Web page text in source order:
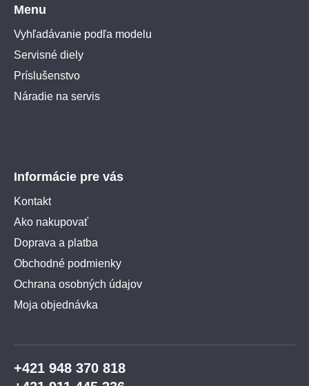
Menu
Vyhľadávanie podľa modelu
Servisné diely
Príslušenstvo
Náradie na servis
Informácie pre vás
Kontakt
Ako nakupovať
Doprava a platba
Obchodné podmienky
Ochrana osobných údajov
Moja objednávka
+421 948 370 818